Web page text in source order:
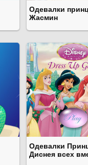
Одевалки
Жасмин
Одевалки
Диснея всех